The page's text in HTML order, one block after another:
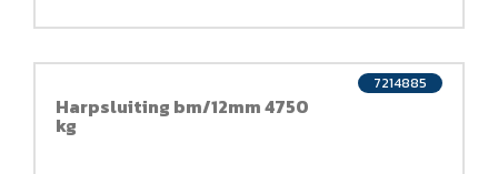
Harpsluiting bm/12mm 4750
kg
7214885